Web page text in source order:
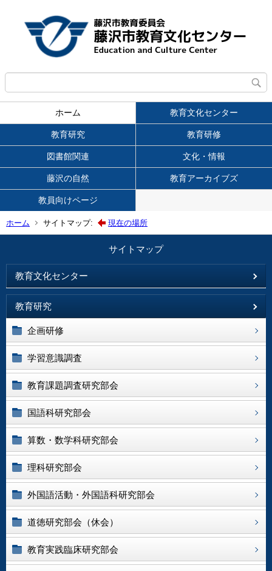
ホーム 教育文化センター
教育研究 教育研修
図書館関連 文化・情報
藤沢の自然 教育アーカイブズ
教員向けページ
ホーム サイトマップ: 現在の場所
サイトマップ
教育文化センター
教育研究
企画研修
学習意識調査
教育課題調査研究部会
国語科研究部会
算数・数学科研究部会
理科研究部会
外国語活動・外国語科研究部会
道徳研究部会（休会）
教育実践臨床研究部会